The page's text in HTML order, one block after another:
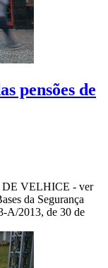
pensões de
VELHICE - ver
da Segurança
A/2013, de 30 de